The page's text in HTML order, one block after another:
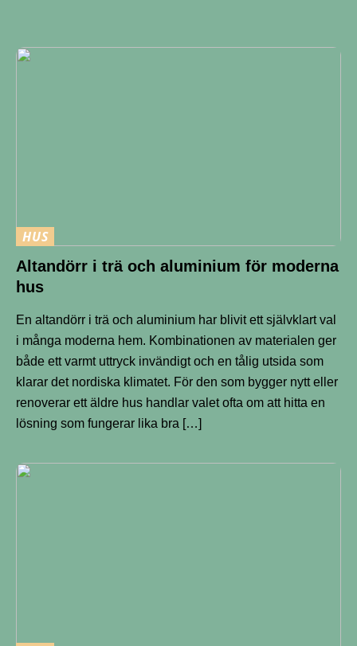
HUS
Altandörr i trä och aluminium för moderna
hus
En altandörr i trä och aluminium har blivit ett självklart val
i många moderna hem. Kombinationen av materialen ger
både ett varmt uttryck invändigt och en tålig utsida som
klarar det nordiska klimatet. För den som bygger nytt eller
renoverar ett äldre hus handlar valet ofta om att hitta en
lösning som fungerar lika bra […]